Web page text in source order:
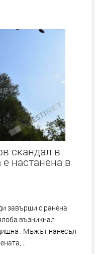
скандал в
настанена в
завърши с ранена
възникнал
. Мъжът нанесъл